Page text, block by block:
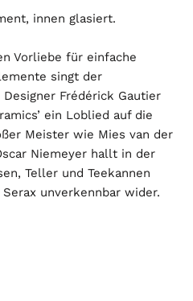
innen glasiert.
Vorliebe für einfache
singt der
Frédérick Gautier
ein Loblied auf die
Meister wie Mies van der
Niemeyer hallt in der
Teller und Teekannen
unverkennbar wider.